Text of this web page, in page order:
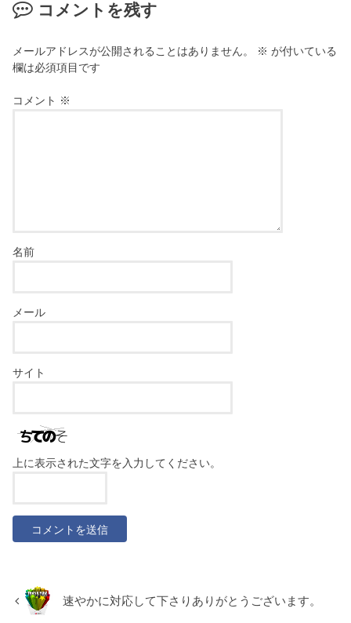
コメントを残す
メールアドレスが公開されることはありません。 ※ が付いている
欄は必須項目です
コメント ※
名前
メール
サイト
上に表示された文字を入力してください。
速やかに対応して下さりありがとうございます。